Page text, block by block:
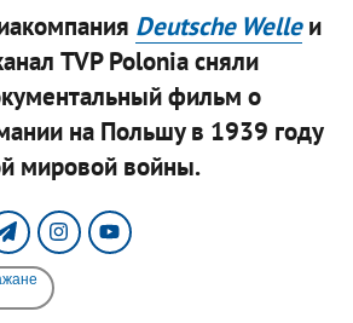
Deutsche Welleи
TVP Polonia сняли
фильм о
на Польшу в 1939 году
мировой войны.